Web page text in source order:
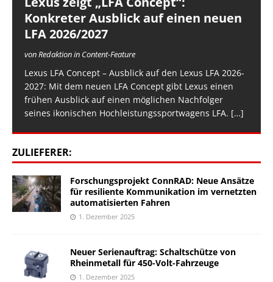
Konkreter Ausblick auf einen neuen
LFA 2026/2027
von Redaktion in Content-Feature
Lexus LFA Concept – Ausblick auf den Lexus LFA 2026-
2027: Mit dem neuen LFA Concept gibt Lexus einen
frühen Ausblick auf einen möglichen Nachfolger
seines ikonischen Hochleistungssportwagens LFA. […]
ZULIEFERER:
Forschungsprojekt ConnRAD: Neue Ansätze
für resiliente Kommunikation im vernetzten
automatisierten Fahren
1. Dezember 2025
Neuer Serienauftrag: Schaltschütze von
Rheinmetall für 450-Volt-Fahrzeuge
1. Dezember 2025